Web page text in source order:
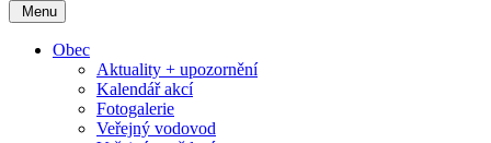
Menu
Obec
Aktuality + upozornění
Kalendář akcí
Fotogalerie
Veřejný vodovod